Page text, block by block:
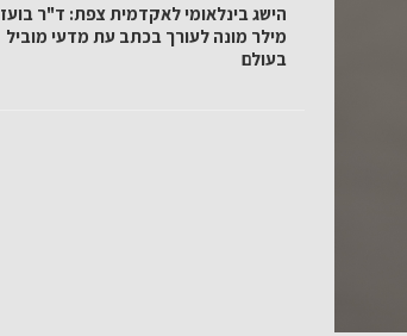
הישג בינלאומי לאקדמית צפת: ד"ר בועז
מילר מונה לעורך בכתב עת מדעי מוביל
בעולם